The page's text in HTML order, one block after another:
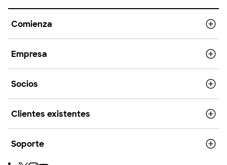
Comienza
Empresa
Socios
Clientes existentes
Soporte